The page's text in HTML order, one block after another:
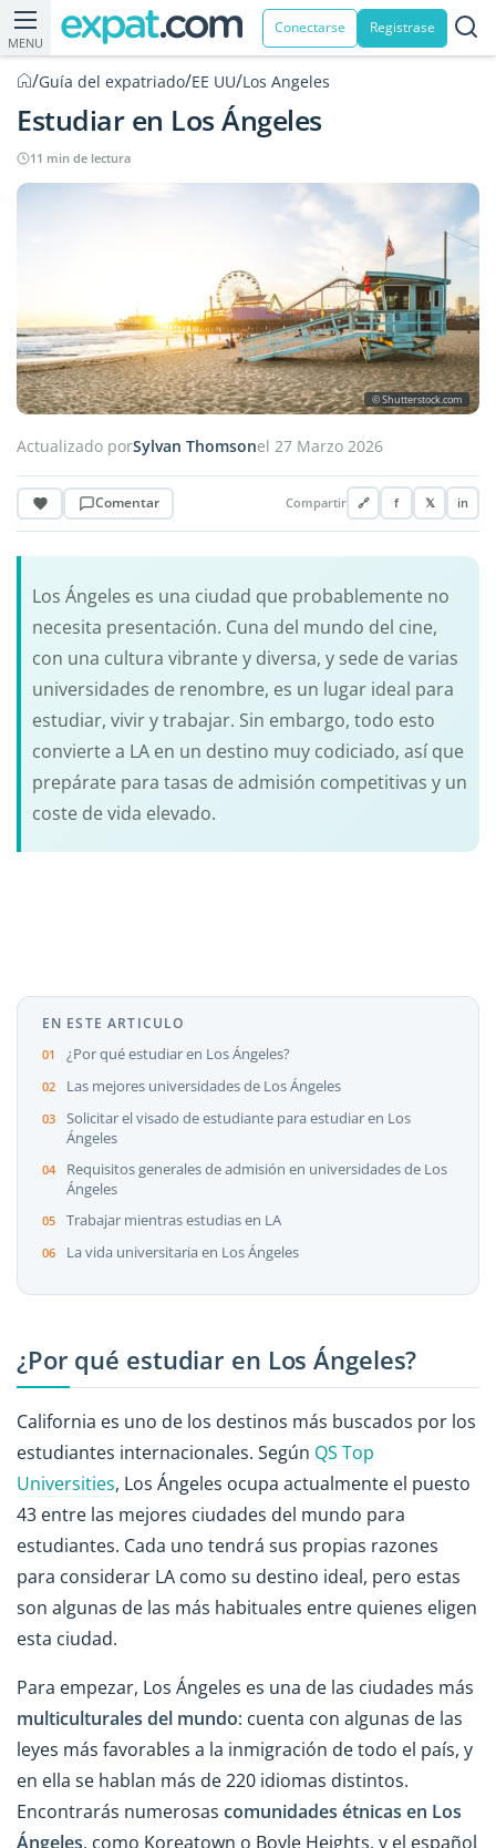
MENU
Conectarse Registrase
/Guía del expatriado/EE UU/Los Angeles
Estudiar en Los Ángeles
11 min de lectura
© Shutterstock.com
Actualizado porSylvan Thomsonel 27 Marzo 2026
Comentar Compartir 🔗 f 𝕏 in
Los Ángeles es una ciudad que probablemente no
necesita presentación. Cuna del mundo del cine,
con una cultura vibrante y diversa, y sede de varias
universidades de renombre, es un lugar ideal para
estudiar, vivir y trabajar. Sin embargo, todo esto
convierte a LA en un destino muy codiciado, así que
prepárate para tasas de admisión competitivas y un
coste de vida elevado.
EN ESTE ARTICULO
¿Por qué estudiar en Los Ángeles?
Las mejores universidades de Los Ángeles
Solicitar el visado de estudiante para estudiar en Los
Ángeles
Requisitos generales de admisión en universidades de Los
Ángeles
Trabajar mientras estudias en LA
La vida universitaria en Los Ángeles
¿Por qué estudiar en Los Ángeles?
California es uno de los destinos más buscados por los
estudiantes internacionales. Según QS Top
Universities, Los Ángeles ocupa actualmente el puesto
43 entre las mejores ciudades del mundo para
estudiantes. Cada uno tendrá sus propias razones
para considerar LA como su destino ideal, pero estas
son algunas de las más habituales entre quienes eligen
esta ciudad.
Para empezar, Los Ángeles es una de las ciudades más
multiculturales del mundo: cuenta con algunas de las
leyes más favorables a la inmigración de todo el país, y
en ella se hablan más de 220 idiomas distintos.
Encontrarás numerosas comunidades étnicas en Los
Ángeles, como Koreatown o Boyle Heights, y el español